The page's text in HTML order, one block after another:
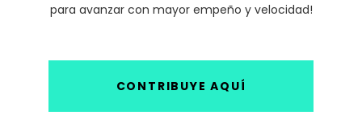
para avanzar con mayor empeño y velocidad!
CONTRIBUYE AQUÍ